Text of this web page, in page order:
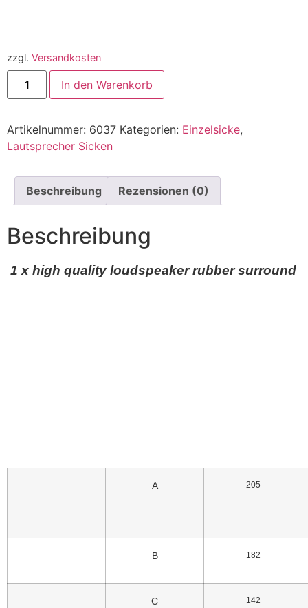
zzgl. Versandkosten
In den Warenkorb
Artikelnummer: 6037 Kategorien: Einzelsicke,
Lautsprecher Sicken
Beschreibung Rezensionen (0)
Beschreibung
1 x high quality loudspeaker rubber surround
A 205
B 182
C 142